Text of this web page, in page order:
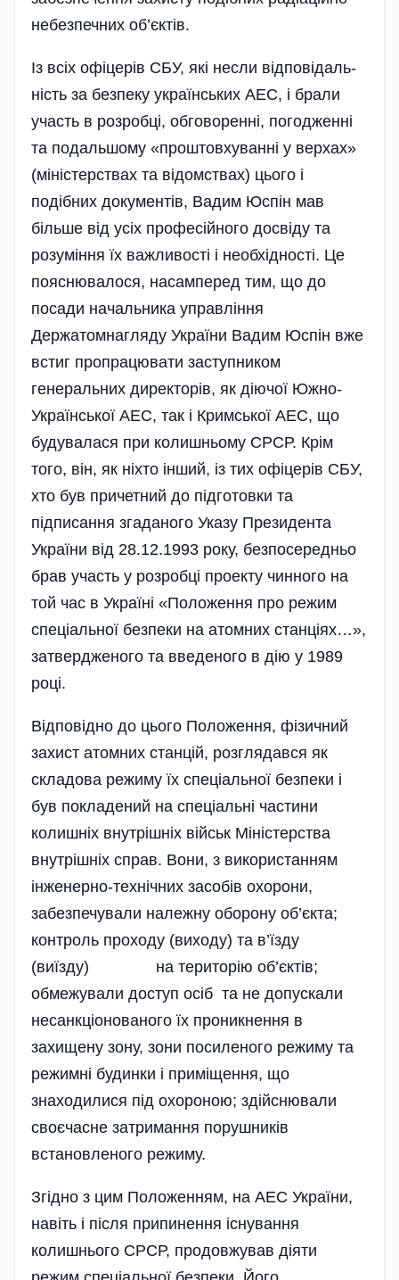
небезпечних об’єктів.
Із всіх офіцерів СБУ, які несли відповіда­ль­
ність за безпеку українських АЕС, і брали
участь в розробці, обговоренні, погодженні
та подальшому «проштовхуванні у верхах»
(міні­стерствах та відомствах) цього і
подібних документів, Вадим Юспін мав
більше від усіх професійного досвіду та
розуміння їх важливості і необхідності. Це
пояснювалося, насамперед тим, що до
посади начальника управління
Держатомнагляду України­ Вадим Юспін вже
встиг пропрацювати заступником
генеральних директорів, як діючої Южно-
Української АЕС, так і Кримської АЕС, що
будувалася при колишньому СРСР. Крім
того, він, як ніхто інший, із тих офіцерів СБУ,
хто був причетний до підготовки та
підписання згаданого Указу Президента
України від 28.12.1993 року, безпосередньо
брав участь у розробці проекту чинного на
той час в Україні «Положення про режим
спеціальної безпеки на атомних станціях…»,
затвердженого та введеного в дію у 1989
році.
Відповідно до цього Положення, фізичний
захист атомних станцій, розглядався як
складова режиму їх спеціальної безпеки і
був покладений на спеціальні частини
колишніх внутрішніх військ Міністерства
внутрішніх справ. Вони, з використанням
інженерно-технічних засобів охорони,
забезпечували належну оборону об’єк­та;
контроль проходу (виходу) та в’їзду
(виїзду) на територію об’єктів;
обмежували доступ осіб та не допускали
несанкціонованого їх проникнення в
захищену зону, зони посиленого режиму та
режимні будинки і приміщення, що
знаходилися під охороною; здійснювали
своєчасне за­тримання порушників
встановленого режиму.
Згідно з цим Положенням, на АЕС України,
навіть і після припинення існування
колишнього СРСР, продовжував діяти